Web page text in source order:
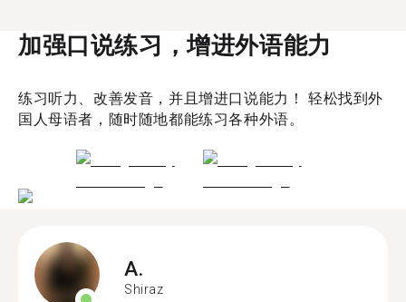
加强口说练习，增进外语能力
练习听力、改善发音，并且增进口说能力！ 轻松找到外
国人母语者，随时随地都能练习各种外语。
A.
Shiraz